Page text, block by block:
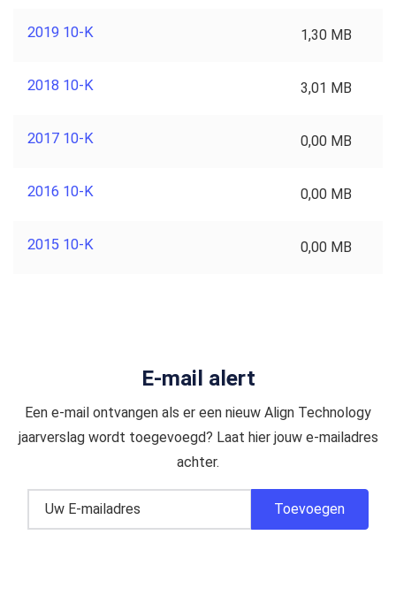
2019 10-K 1,30 MB
2018 10-K 3,01 MB
2017 10-K 0,00 MB
2016 10-K 0,00 MB
2015 10-K 0,00 MB
E-mail alert
Een e-mail ontvangen als er een nieuw Align Technology
jaarverslag wordt toegevoegd? Laat hier jouw e-mailadres
achter.